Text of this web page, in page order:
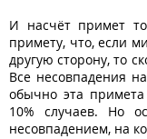
И насчёт примет
примету, что, если
другую сторону, то
Все несовпадения
обычно эта
10% случаев. Но
несовпадением, на